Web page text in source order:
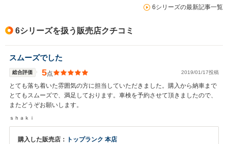
6シリーズの最新記事一覧
6シリーズを扱う販売店クチコミ
スムーズでした
総合評価 5点 2019/01/17投稿
とても落ち着いた雰囲気の方に担当していただきました。購入から納車まで
とてもスムーズで、満足しております。車検を予約させて頂きましたので、
またどうぞお願いします。
ｓｈａｋｉ
購入した販売店： トップランク 本店